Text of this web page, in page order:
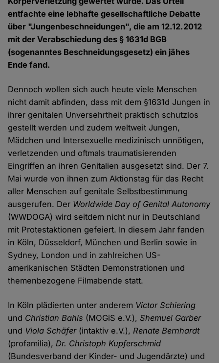
entfachte eine lebhafte gesellschaftliche Debatte
über "Jungenbeschneidungen", die am 12.12.2012
mit der Verabschiedung des § 1631d BGB
(sogenanntes Beschneidungsgesetz) ein jähes
Ende fand.
Dennoch wollen sich auch heute viele Menschen
nicht damit abfinden, dass mit dem §1631d Jungen in
ihrer genitalen Unversehrtheit praktisch schutzlos
gestellt werden und zudem weltweit Jungen,
Mädchen und Intersexuelle medizinisch unnötigen,
verletzenden und oftmals traumatisierenden
Eingriffen an ihren Genitalien ausgesetzt sind. Der 7.
Mai wurde von ihnen zum Aktionstag für das Recht
aller Menschen auf genitale Selbstbestimmung
ausgerufen. Der Worldwide Day of Genital Autonomy
(WWDOGA) wird seitdem nicht nur in Deutschland
mit Protestaktionen gefeiert. In diesem Jahr fanden
in Köln, Düsseldorf, München und Berlin sowie in
Sydney, London und in zahlreichen US-
amerikanischen Städten Demonstrationen und
themenbezogene Filmabende statt.
In Köln plädierten unter anderem Victor Schiering
und Christian Bahls (MOGiS e.V.),Shemuel Garber
und Viola Schäfer(intaktiv e.V.),Renate Bernhardt
(profamilia),Dr. Christoph Kupferschmid
(Bundesverband der Kinder- und Jugendärzte) und